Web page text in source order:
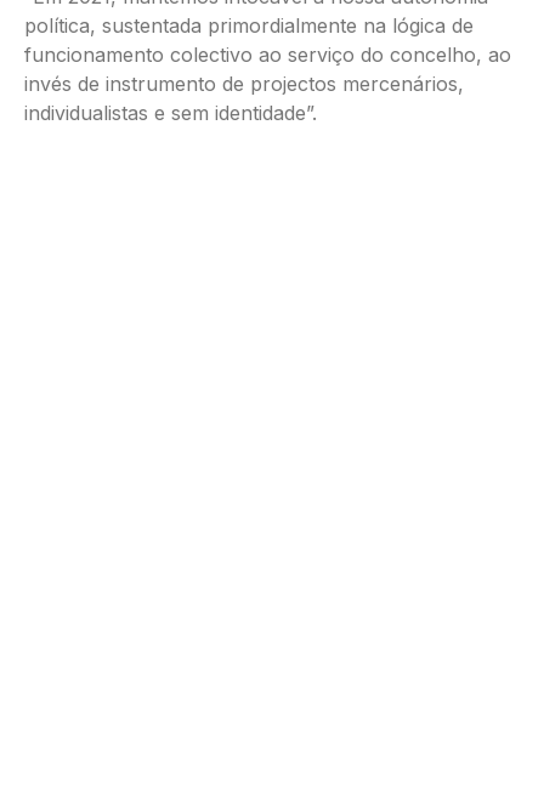
política, sustentada primordialmente na lógica de
funcionamento colectivo ao serviço do concelho, ao
invés de instrumento de projectos mercenários,
individualistas e sem identidade”.